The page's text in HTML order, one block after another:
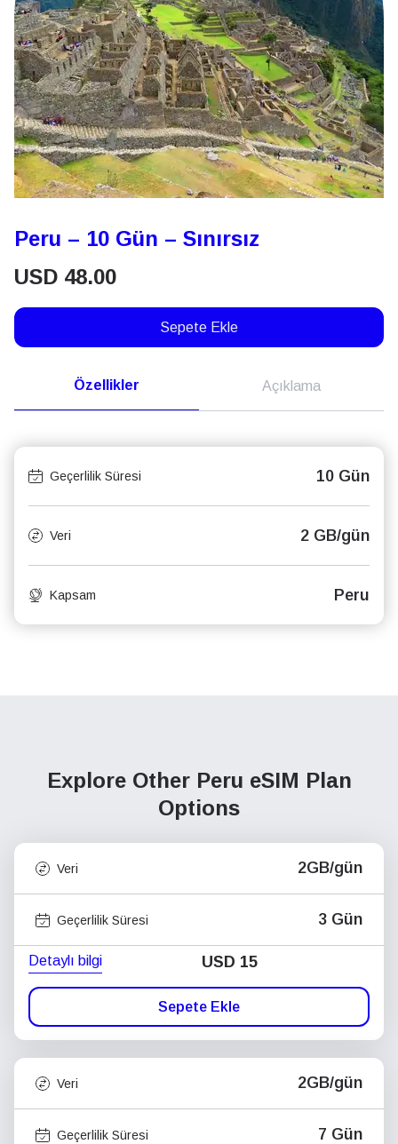
Peru – 10 Gün – Sınırsız
USD 48.00
Sepete Ekle
Özellikler Açıklama
Geçerlilik Süresi 10 Gün
Veri 2 GB/gün
Kapsam Peru
Explore Other Peru eSIM Plan
Options
Veri 2GB/gün
Geçerlilik Süresi 3 Gün
Detaylı bilgi USD 15
Sepete Ekle
Veri 2GB/gün
Geçerlilik Süresi 7 Gün